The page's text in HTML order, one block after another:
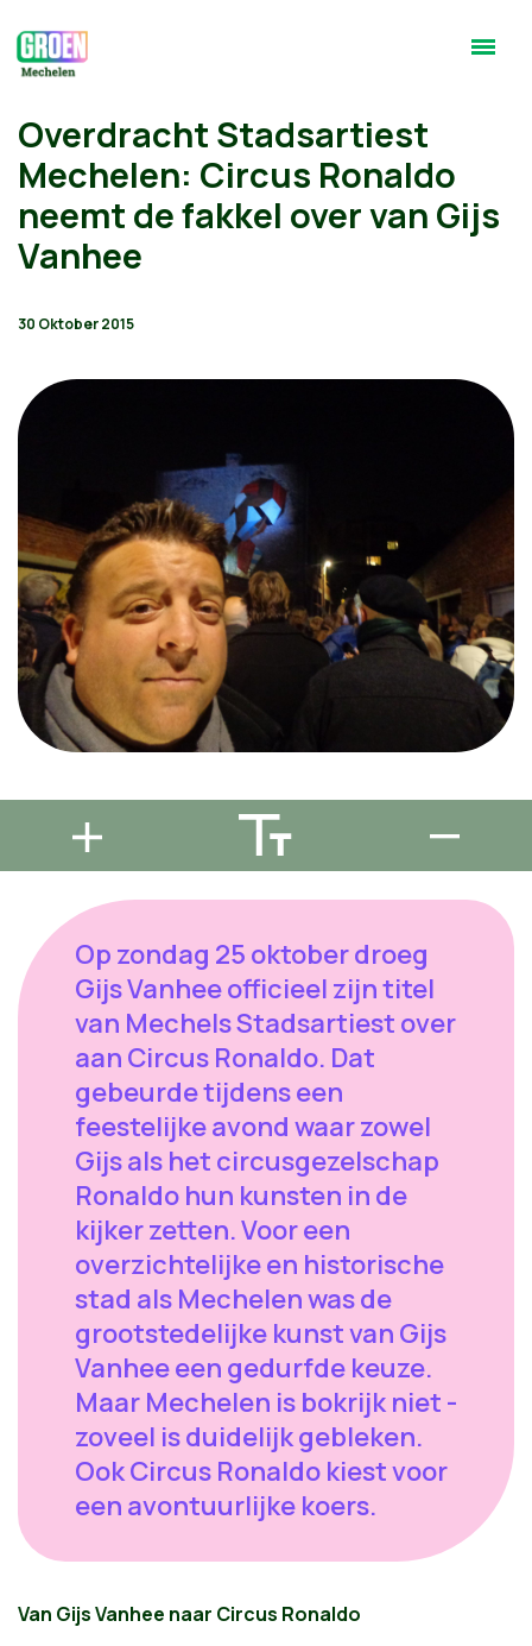
Overdracht Stadsartiest
Mechelen: Circus Ronaldo
neemt de fakkel over van Gijs
Vanhee
30 Oktober 2015
Op zondag 25 oktober droeg
Gijs Vanhee officieel zijn titel
van Mechels Stadsartiest over
aan Circus Ronaldo. Dat
gebeurde tijdens een
feestelijke avond waar zowel
Gijs als het circusgezelschap
Ronaldo hun kunsten in de
kijker zetten. Voor een
overzichtelijke en historische
stad als Mechelen was de
grootstedelijke kunst van Gijs
Vanhee een gedurfde keuze.
Maar Mechelen is bokrijk niet -
zoveel is duidelijk gebleken.
Ook Circus Ronaldo kiest voor
een avontuurlijke koers.
Van Gijs Vanhee naar Circus Ronaldo